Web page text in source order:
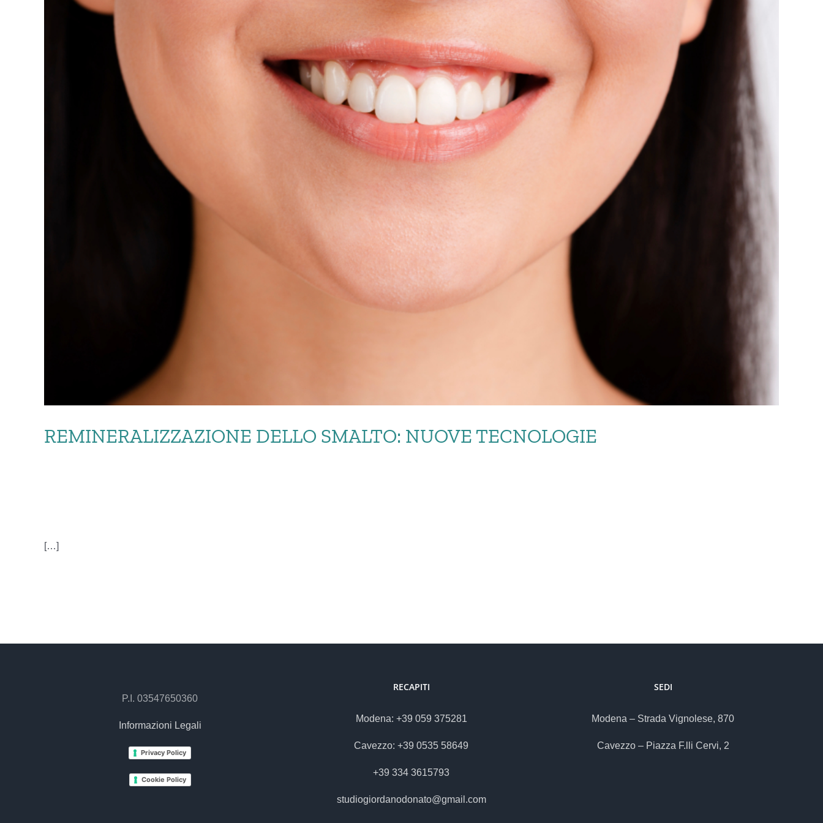
REMINERALIZZAZIONE DELLO SMALTO: NUOVE TECNOLOGIE
[…]
P.I. 03547650360
Informazioni Legali
Privacy Policy
Cookie Policy
RECAPITI
Modena: +39 059 375281
Cavezzo: +39 0535 58649
+39 334 3615793
studiogiordanodonato@gmail.com
SEDI
Modena – Strada Vignolese, 870
Cavezzo – Piazza F.lli Cervi, 2